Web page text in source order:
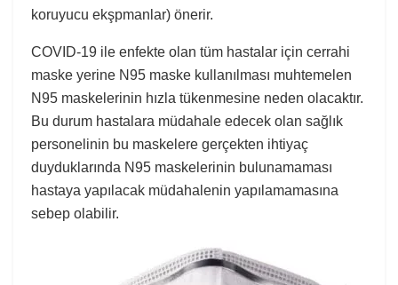
koruyucu ekşpmanlar) önerir.
COVID-19 ile enfekte olan tüm hastalar için cerrahi
maske yerine N95 maske kullanılması muhtemelen
N95 maskelerinin hızla tükenmesine neden olacaktır.
Bu durum hastalara müdahale edecek olan sağlık
personelinin bu maskelere gerçekten ihtiyaç
duyduklarında N95 maskelerinin bulunamaması
hastaya yapılacak müdahalenin yapılamamasına
sebep olabilir.